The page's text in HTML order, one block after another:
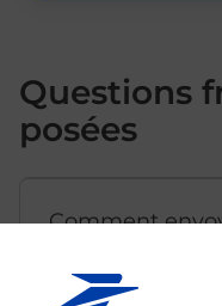
Questions
posées
Comment